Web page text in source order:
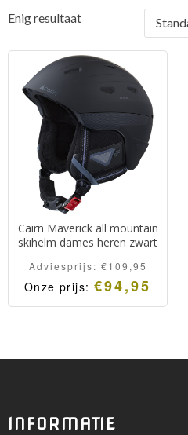
Enig resultaat
Cairn Maverick all mountain
skihelm dames heren zwart
Adviesprijs: €109,95
Onze prijs: €94,95
INFORMATIE